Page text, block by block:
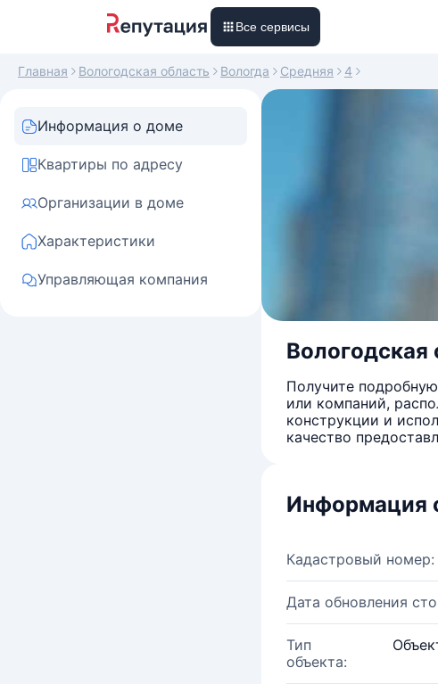
Все сервисы
Главная Вологодская область Вологда Средняя 4
Информация о доме
Квартиры по адресу
Организации в доме
Характеристики
Управляющая компания
Вологодская
Получите
или компаний,
конструкции и
качество
Информация
Кадастровый номер:
Дата обновления
Тип
объекта: